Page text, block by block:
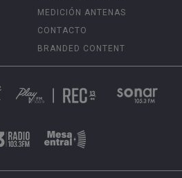
MEDICIÓN ANTENAS
CONTACTO
BRANDED CONTENT